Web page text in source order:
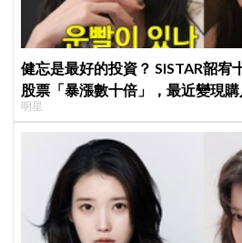
健忘是最好的投資？ SISTAR韶宥
股票「暴漲數十倍」，最近變現
明星